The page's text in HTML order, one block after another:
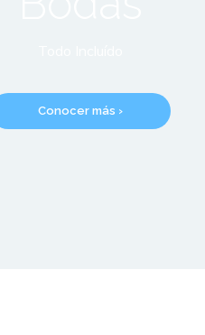
Conocer más ›